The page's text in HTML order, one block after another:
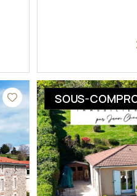
SOUS-